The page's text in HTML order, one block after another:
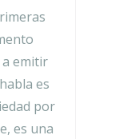
a emitir
es
por
es una